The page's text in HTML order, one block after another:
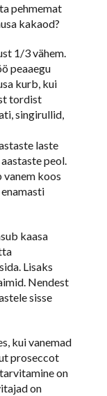
pehmemat
kakaod?
1/3 vähem.
peaaegu
kurb, kui
tordist
singirullid,
laste
peol.
vanem koos
kaasa
Lisaks
Nendest
sisse
kui vanemad
proseccot
on
on